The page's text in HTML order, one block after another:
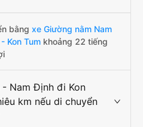
bằng xe Giường nằm Nam
Kon Tum khoảng 22 tiếng
Nam Định đi Kon
km nếu di chuyển